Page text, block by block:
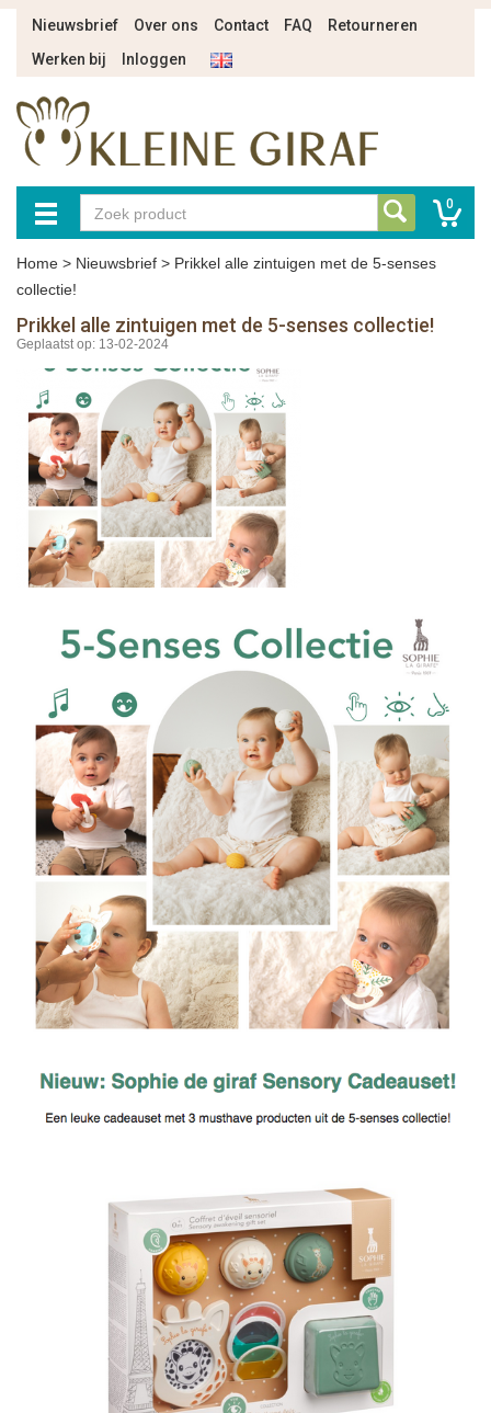
Nieuwsbrief Over ons Contact FAQ
Retourneren
Werken bij
Inloggen
0
Home > Nieuwsbrief > Prikkel alle zintuigen met de 5-senses
collectie!
Prikkel alle zintuigen met de 5-senses collectie!
Geplaatst op: 13-02-2024